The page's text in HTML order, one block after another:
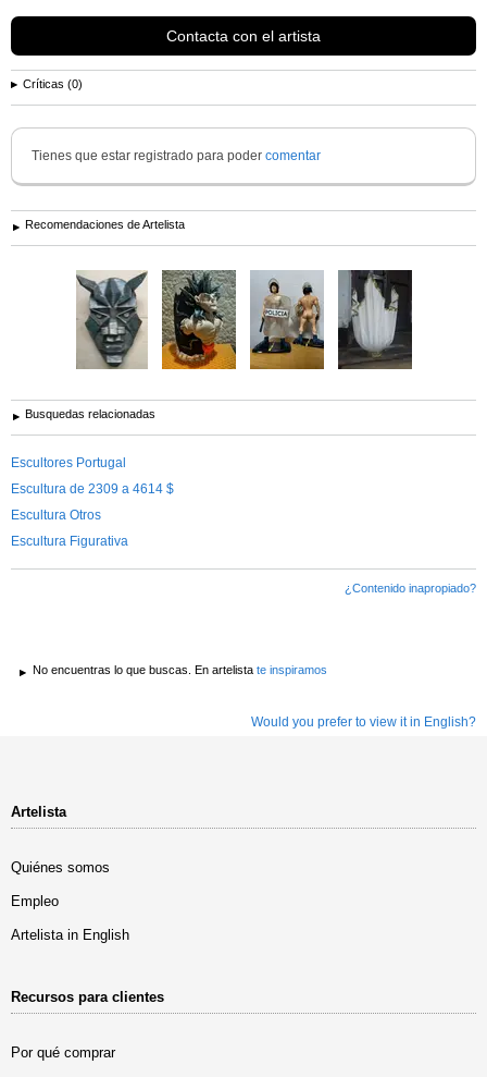
Contacta con el artista
Críticas (0)
Tienes que estar registrado para poder comentar
Recomendaciones de Artelista
Busquedas relacionadas
Escultores Portugal
Escultura de 2309 a 4614 $
Escultura Otros
Escultura Figurativa
¿Contenido inapropiado?
No encuentras lo que buscas. En artelista te inspiramos
Would you prefer to view it in English?
Artelista
Quiénes somos
Empleo
Artelista in English
Recursos para clientes
Por qué comprar